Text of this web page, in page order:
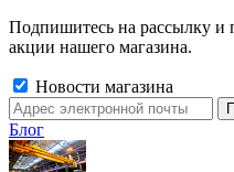
Подпишитесь на рассылку и
акции нашего магазина.
Новости магазина
Блог